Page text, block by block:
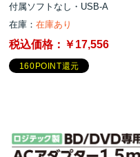
付属ソフトなし・USB-A
在庫：在庫あり
税込価格： ￥17,556
160POINT還元